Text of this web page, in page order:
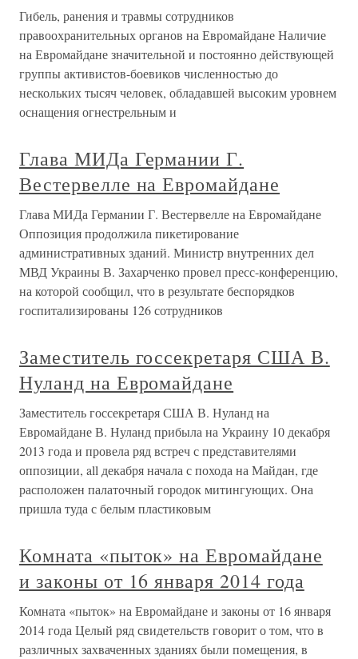
Гибель, ранения и травмы сотрудников
правоохранительных органов на Евромайдане Наличие
на Евромайдане значительной и постоянно действующей
группы активистов-боевиков численностью до
нескольких тысяч человек, обладавшей высоким уровнем
оснащения огнестрельным и
Глава МИДа Германии Г.
Вестервелле на Евромайдане
Глава МИДа Германии Г. Вестервелле на Евромайдане
Оппозиция продолжила пикетирование
административных зданий. Министр внутренних дел
МВД Украины В. Захарченко провел пресс-конференцию,
на которой сообщил, что в результате беспорядков
госпитализированы 126 сотрудников
Заместитель госсекретаря США В.
Нуланд на Евромайдане
Заместитель госсекретаря США В. Нуланд на
Евромайдане В. Нуланд прибыла на Украину 10 декабря
2013 года и провела ряд встреч с представителями
оппозиции, all декабря начала с похода на Майдан, где
расположен палаточный городок митингующих. Она
пришла туда с белым пластиковым
Комната «пыток» на Евромайдане
и законы от 16 января 2014 года
Комната «пыток» на Евромайдане и законы от 16 января
2014 года Целый ряд свидетельств говорит о том, что в
различных захваченных зданиях были помещения, в